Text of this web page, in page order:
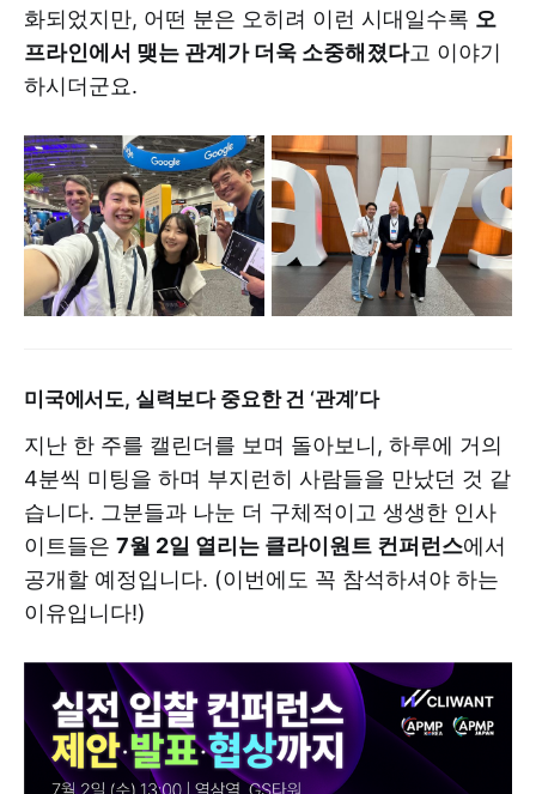
화되었지만, 어떤 분은 오히려 이런 시대일수록 오
프라인에서 맺는 관계가 더욱 소중해졌다고 이야기
하시더군요.
미국에서도, 실력보다 중요한 건 ‘관계’다
지난 한 주를 캘린더를 보며 돌아보니, 하루에 거의
4분씩 미팅을 하며 부지런히 사람들을 만났던 것 같
습니다. 그분들과 나눈 더 구체적이고 생생한 인사
이트들은 7월 2일 열리는 클라이원트 컨퍼런스에서
공개할 예정입니다. (이번에도 꼭 참석하셔야 하는
이유입니다!)